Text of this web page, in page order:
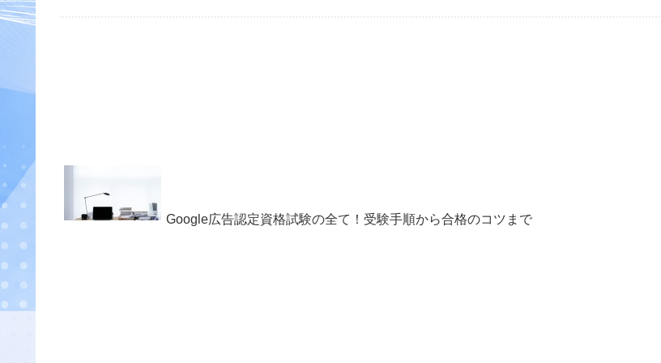
Google広告認定資格試験の全て！受験手順から合格のコツまで